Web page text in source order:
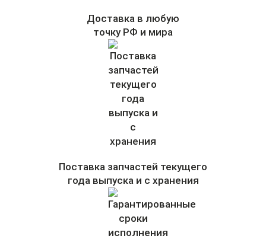
Доставка в любую
точку РФ и мира
Поставка запчастей текущего
года выпуска и с хранения